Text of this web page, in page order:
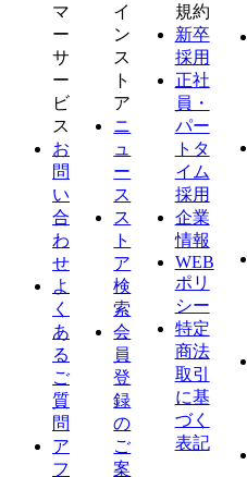
マ
ー
サ
ー
ビ
ス
お
問
い
合
わ
せ
よ
く
あ
る
ご
質
問
ア
フ
イ
ン
ス
ト
ア
ニ
ュ
ー
ス
ス
ト
ア
検
索
会
員
登
録
の
ご
案
規約
新卒
採用
正社
員・
パー
トタ
イム
採用
企業
情報
WEB
ポリ
シー
特定
商法
取引
に基
づく
表記